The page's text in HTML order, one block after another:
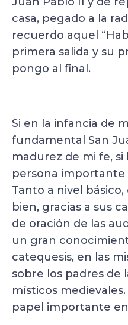
casa, pegado a la
recuerdo aquel
primera salida y su
pongo al final.
Si en la infancia de
fundamental San
madurez de mi fe,
persona importante
Tanto a nivel
bien, gracias a sus
de oración de las
un gran
catequesis, en las
sobre los padres de
místicos
papel importante